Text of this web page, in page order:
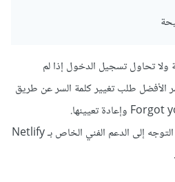
لمدة 30 دقيقة ولا تحاول تسجيل الدخول إذا لم
الأفضل طلب تغيير كلمة السر عن طريق
إذا استمرت نفس المشكلة عليك التوجه إلى الدعم الفني الخاص بـ Netlify